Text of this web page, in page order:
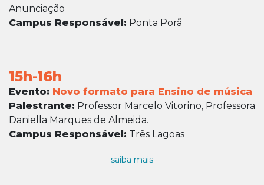
Anunciação
Campus Responsável: Ponta Porã
15h-16h
Evento: Novo formato para Ensino de música
Palestrante: Professor Marcelo Vitorino, Professora
Daniella Marques de Almeida.
Campus Responsável: Três Lagoas
saiba mais